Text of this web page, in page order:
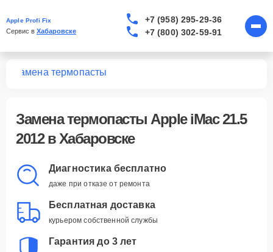
Apple Profi Fix
Сервис в Хабаровске
+7 (958) 295-29-36
+7 (800) 302-59-91
Замена термопасты
Замена термопасты Apple iMac 21.5
2012 в Хабаровске
Диагностика бесплатно
даже при отказе от ремонта
Бесплатная доставка
курьером собственной службы
Гарантия до 3 лет